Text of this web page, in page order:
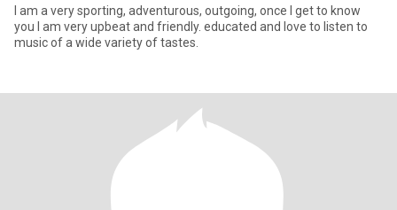
I am a very sporting, adventurous, outgoing, once I get to know
you I am very upbeat and friendly. educated and love to listen to
music of a wide variety of tastes.